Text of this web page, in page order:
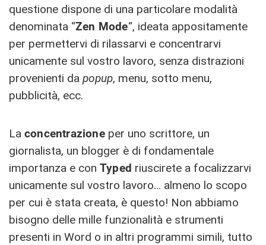
questione dispone di una particolare modalità
denominata “Zen Mode“, ideata appositamente
per permettervi di rilassarvi e concentrarvi
unicamente sul vostro lavoro, senza distrazioni
provenienti da popup, menu, sotto menu,
pubblicità, ecc.
La concentrazioneper uno scrittore, un
giornalista, un blogger è di fondamentale
importanza e con Typed riuscirete a focalizzarvi
unicamente sul vostro lavoro… almeno lo scopo
per cui è stata creata, è questo! Non abbiamo
bisogno delle mille funzionalità e strumenti
presenti in Word o in altri programmi simili, tutto